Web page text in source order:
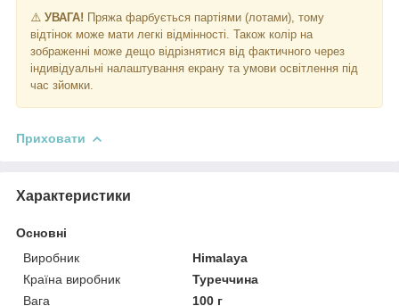
⚠️ УВАГА! Пряжа фарбується партіями (лотами), тому
відтінок може мати легкі відмінності. Також колір на
зображенні може дещо відрізнятися від фактичного через
індивідуальні налаштування екрану та умови освітлення під
час зйомки.
Приховати
Характеристики
Основні
Виробник
Himalaya
Країна виробник
Туреччина
Вага
100 г